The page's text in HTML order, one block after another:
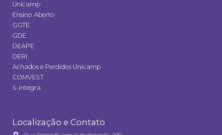
Unicamp
Ensino Aberto
GGTE
GDE
DEAPE
DERI
Achados e Perdidos Unicamp
COMVEST
S-integra
Localização e Contato